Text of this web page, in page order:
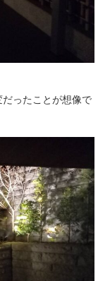
ったことが想像で